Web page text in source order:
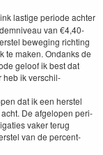
lastige peri­ode achter
van €4,40-
beweg­ing richt­ing
te mak­en. Ondanks de
geloof ik best dat
heb ik ver­schil­
dat ik een her­s­tel
acht. De afgelopen peri­
vak­er terug
van de per­cent­